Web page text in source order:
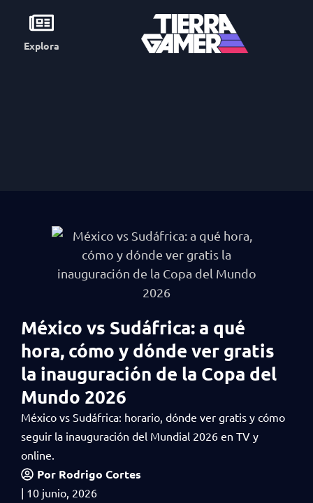
Explora
México vs Sudáfrica: a qué
hora, cómo y dónde ver gratis
la inauguración de la Copa del
Mundo 2026
México vs Sudáfrica: horario, dónde ver gratis y cómo
seguir la inauguración del Mundial 2026 en TV y
online.
Por Rodrigo Cortes
| 10 junio, 2026